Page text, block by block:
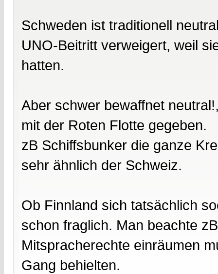
Schweden ist traditionell
UNO-Beitritt verweigert, weil
hatten.
Aber schwer bewaffnet
mit der Roten Flotte gegeben.
zB Schiffsbunker die ganze
sehr ähnlich der Schweiz.
Ob Finnland sich tatsächlich
schon fraglich. Man beachte
Mitspracherechte einräumen
Gang behielten.